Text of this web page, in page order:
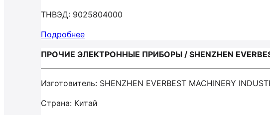
ТНВЭД: 9025804000
Подробнее
ПРОЧИЕ ЭЛЕКТРОННЫЕ ПРИБОРЫ / SHENZHEN
Изготовитель: SHENZHEN EVERBEST MACHINERY
Страна: Китай